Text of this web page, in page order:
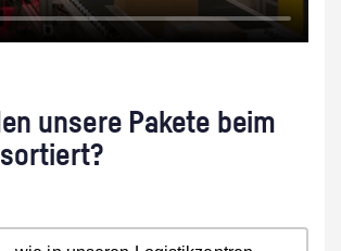
unsere Pakete beim